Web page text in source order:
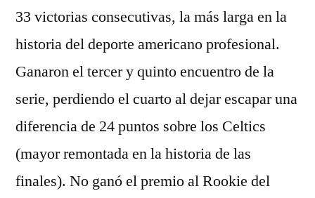
33 victorias consecutivas, la más larga en la
historia del deporte americano profesional.
Ganaron el tercer y quinto encuentro de la
serie, perdiendo el cuarto al dejar escapar una
diferencia de 24 puntos sobre los Celtics
(mayor remontada en la historia de las
finales). No ganó el premio al Rookie del